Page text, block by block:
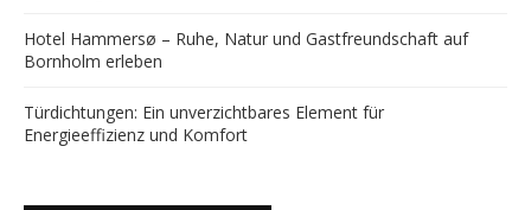
Hotel Hammersø – Ruhe, Natur und Gastfreundschaft auf
Bornholm erleben
Türdichtungen: Ein unverzichtbares Element für
Energieeffizienz und Komfort